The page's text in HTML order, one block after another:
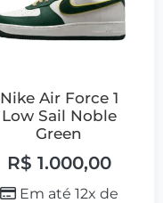
Nike Air Force 1
Low Sail Noble
Green
R$ 1.000,00
Em até 12x de